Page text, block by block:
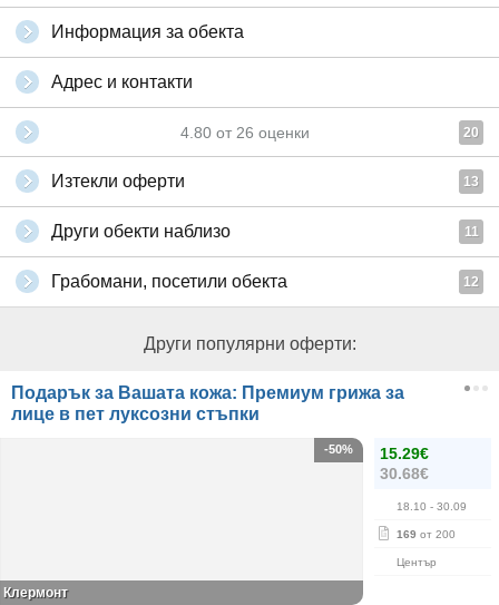
Информация за обекта
Адрес и контакти
4.80 от 26 оценки 20
Изтекли оферти 13
Други обекти наблизо 11
Грабомани, посетили обекта 12
Други популярни оферти:
Подарък за Вашата кожа: Премиум грижа за
лице в пет луксозни стъпки
15.29€
30.68€
18.10 - 30.09
169 от 200
Център
-50%
Клермонт